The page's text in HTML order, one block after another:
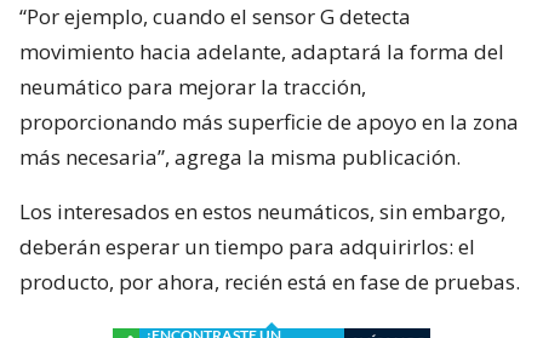
“Por ejemplo, cuando el sensor G detecta
movimiento hacia adelante, adaptará la forma del
neumático para mejorar la tracción,
proporcionando más superficie de apoyo en la zona
más necesaria”, agrega la misma publicación.
Los interesados en estos neumáticos, sin embargo,
deberán esperar un tiempo para adquirirlos: el
producto, por ahora, recién está en fase de pruebas.